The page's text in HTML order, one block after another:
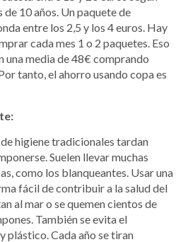
de 10 años. Un paquete de
entre los 2,5 y los 4 euros. Hay
cada mes 1 o 2 paquetes. Eso
una media de 48€ comprando
tanto, el ahorro usando copa es
higiene tradicionales tardan
Suelen llevar muchas
como los blanqueantes. Usar una
fácil de contribuir a la salud del
al mar o se quemen cientos de
También se evita el
plástico. Cada año se tiran